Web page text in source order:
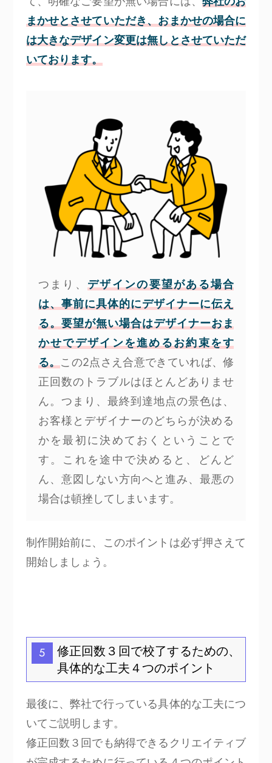
まかせとさせていただき、おまかせの場合に
は大きなデザイン変更は無しとさせていただ
いております。
つまり、 デザインの要望がある場合
は、事前に具体的にデザイナーに伝え
る。要望が無い場合はデザイナーおま
かせでデザインを進めるお約束をす
る。 この2点さえ合意できていれば、修
正回数のトラブルはほとんどありませ
ん。つまり、最終到達地点の景色は、
お客様とデザイナーのどちらが決める
かを最初に決めておくということで
す。これを途中で決めると、どんど
ん、意図しない方向へと進み、最悪の
場合は頓挫してしまいます。
制作開始前に、このポイントは必ず押さえて
開始しましょう。
5
修正回数３回で校了するための、
具体的な工夫４つのポイント
最後に、弊社で行っている具体的な工夫につ
いてご説明します。
修正回数３回でも納得できるクリエイティブ